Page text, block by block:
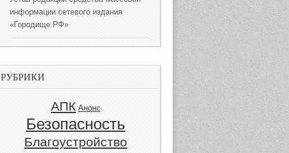
информации сетевого издания
«Городище.РФ»
РУБРИКИ
АПК Анонс
Безопасность
Благоустройство